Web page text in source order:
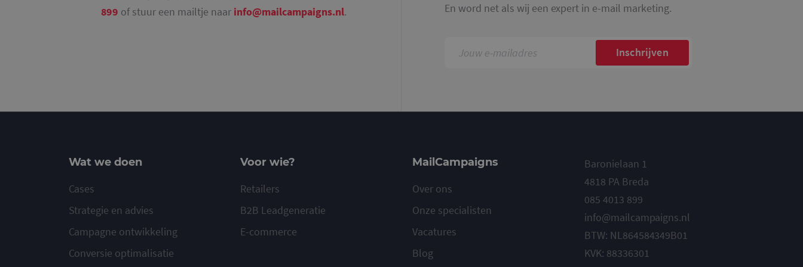
899 of stuur een mailtje naar info@mailcampaigns.nl. En word net als wij een expert in e-mail marketing.
Inschrijven
Baronielaan 1
4818 PA Breda
085 4013 899
info@mailcampaigns.nl
BTW: NL864584349B01
KVK: 88336301
Wat we doen
Cases
Strategie en advies
Campagne ontwikkeling
Conversie optimalisatie
Voor wie?
Retailers
B2B Leadgeneratie
E-commerce
MailCampaigns
Over ons
Onze specialisten
Vacatures
Blog